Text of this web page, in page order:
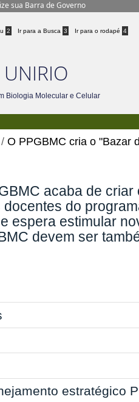
sua Barra de Governo
2 Ir para a Busca 3 Ir para o rodapé 4
Biologia Molecular e Celular
/O PPGBMC cria o "Bazar
acaba de
do
espera estimular
devem ser